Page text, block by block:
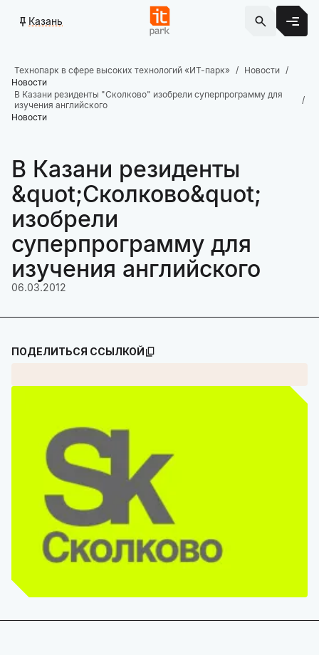
Казань
Технопарк в сфере высоких технологий «ИТ-парк»
Новости
Новости
В Казани резиденты "Сколково" изобрели суперпрограмму для
изучения английского
Новости
В Казани резиденты
&quot;Сколково&quot;
изобрели
суперпрограмму для
изучения английского
06.03.2012
ПОДЕЛИТЬСЯ ССЫЛКОЙ